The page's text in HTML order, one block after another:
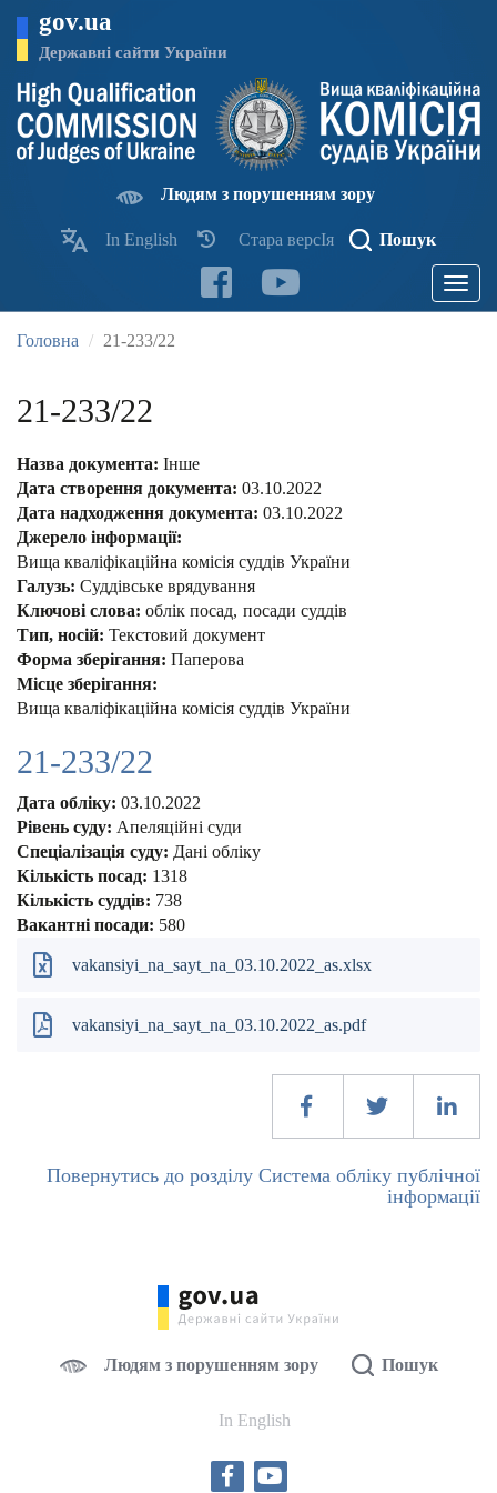
основного
матеріалу
gov.ua
Державні сайти України
Людям з порушенням зору
In English Стара версІя Пошук
Toggle
Головна 21-233/22
21-233/22
Назва документа: Інше
Дата створення документа: 03.10.2022
Дата надходження документа: 03.10.2022
Джерело інформації:
Вища кваліфікаційна комісія суддів України
Галузь: Суддівське врядування
Ключові слова: облік посад посади суддів
Тип, носій: Текстовий документ
Форма зберігання: Паперова
Місце зберігання:
Вища кваліфікаційна комісія суддів України
21-233/22
Дата обліку: 03.10.2022
Рівень суду: Апеляційні суди
Спеціалізація суду: Дані обліку
Кількість посад: 1318
Кількість суддів: 738
Вакантні посади: 580
vakansiyi_na_sayt_na_03.10.2022_as.xlsx
vakansiyi_na_sayt_na_03.10.2022_as.pdf
Повернутись до розділу Система обліку публічної
інформації
Людям з порушенням зору Пошук
In English